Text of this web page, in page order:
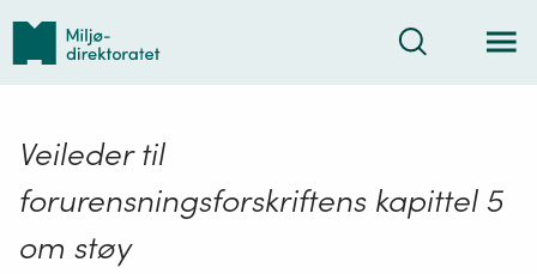
Tilbake
forsiden
Søk
Veileder til
forurensningsforskriftens kapittel 5
om støy